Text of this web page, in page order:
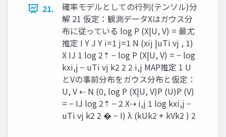
21.
確率モデルとしての行列(テンソル)分
解 21 仮定：観測データXはガウス分
布に従っている log P (X|U, V) = 最尤
推定 I Y J Y i=1 j=1 N (xij |uTi vj , 1)
X IJ 1 log 2⇡ − log P (X|U, V) = − log
kxi,j − uTi vj k2 2 2 i,j MAP推定 1 U
とVの事前分布をガウス分布と仮定：
U, V ⇠ N (0, log P (X|U, V)P (U)P (V)
= − IJ log 2⇡ − 2 X⇢ i,j 1 log kxi,j −
uTi vj k2 2 � − I) λ (kUk2 + kVk2 ) 2